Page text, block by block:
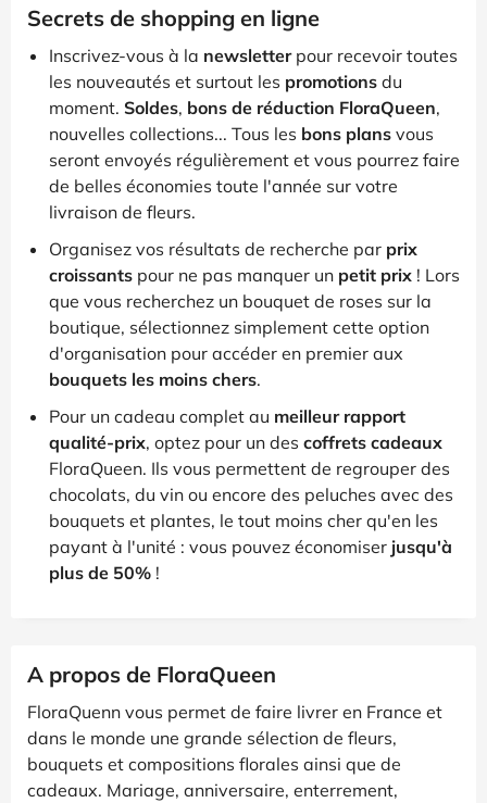
Secrets de shopping en ligne
Inscrivez-vous à la newsletterpour recevoir toutes
les nouveautés et surtout les promotions du
moment. Soldes, bons de réduction FloraQueen,
nouvelles collections... Tous les bons plans vous
seront envoyés régulièrement et vous pourrez faire
de belles économies toute l'année sur votre
livraison de fleurs.
Organisez vos résultats de recherche par prix
croissants pour ne pas manquer un petit prix ! Lors
que vous recherchez un bouquet de roses sur la
boutique, sélectionnez simplement cette option
d'organisation pour accéder en premier aux
bouquets les moins chers.
Pour un cadeau complet au meilleur rapport
qualité-prix, optez pour un des coffrets cadeaux
FloraQueen. Ils vous permettent de regrouper des
chocolats, du vin ou encore des peluches avec des
bouquets et plantes, le tout moins cher qu'en les
payant à l'unité : vous pouvez économiser jusqu'à
plus de 50% !
A propos de FloraQueen
FloraQuenn vous permet de faire livrer en France et
dans le monde une grande sélection de fleurs,
bouquets et compositions florales ainsi que de
cadeaux. Mariage, anniversaire, enterrement,